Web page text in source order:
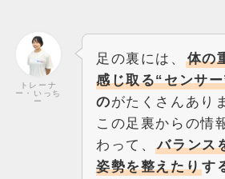
トレーナ
ー・いっち
ー
足の裏には、
体の
感じ取る“センサ
のがたくさんあり
この足裏からの情
わって、バランス
姿勢を整えたりす